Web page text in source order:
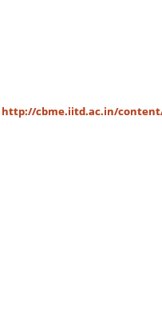
http://cbme.iitd.ac.in/